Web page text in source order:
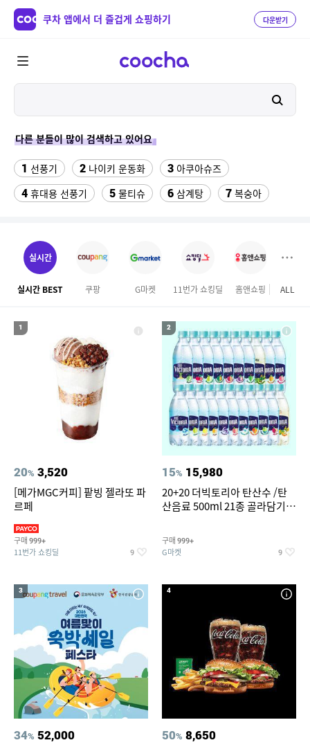
쿠차 앱에서 더 즐겁게 쇼핑하기 다운받기
다른 분들이 많이 검색하고 있어요
1 선풍기 2 나이키 운동화 3 아쿠아슈즈
4 휴대용 선풍기 5 물티슈 6 삼계탕 7 복숭아
10 수향미쌀10kg특등급
11 ESSECORE KLEVV DDR4-3200 CL22 파인인포 (16GB)
12 실외기없는 에어컨 13 차량햇빛가리개
세탁기 선반 여성실내수영복
뷔페용기 18 19 여성 청 반바지
창문형 에어컨
ALL
실시간
실시간 BEST 쿠팡 G마켓 11번가 쇼킹딜 홈앤쇼핑
1
20% 3,520
[메가MGC커피] 팥빙 젤라또 파
르페
구매 999+
11번가 쇼킹딜 9
2
15% 15,980
20+20 더빅토리아 탄산수 /탄
산음료 500ml 21종 골라담기
구매 999+
G마켓 9
3
34% 52,000
4
50% 8,650